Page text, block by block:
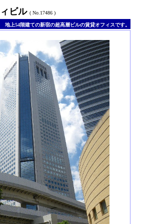
ビル ( No.17486 )
地上54階建ての新宿の超高層ビルの賃貸オフィスです。